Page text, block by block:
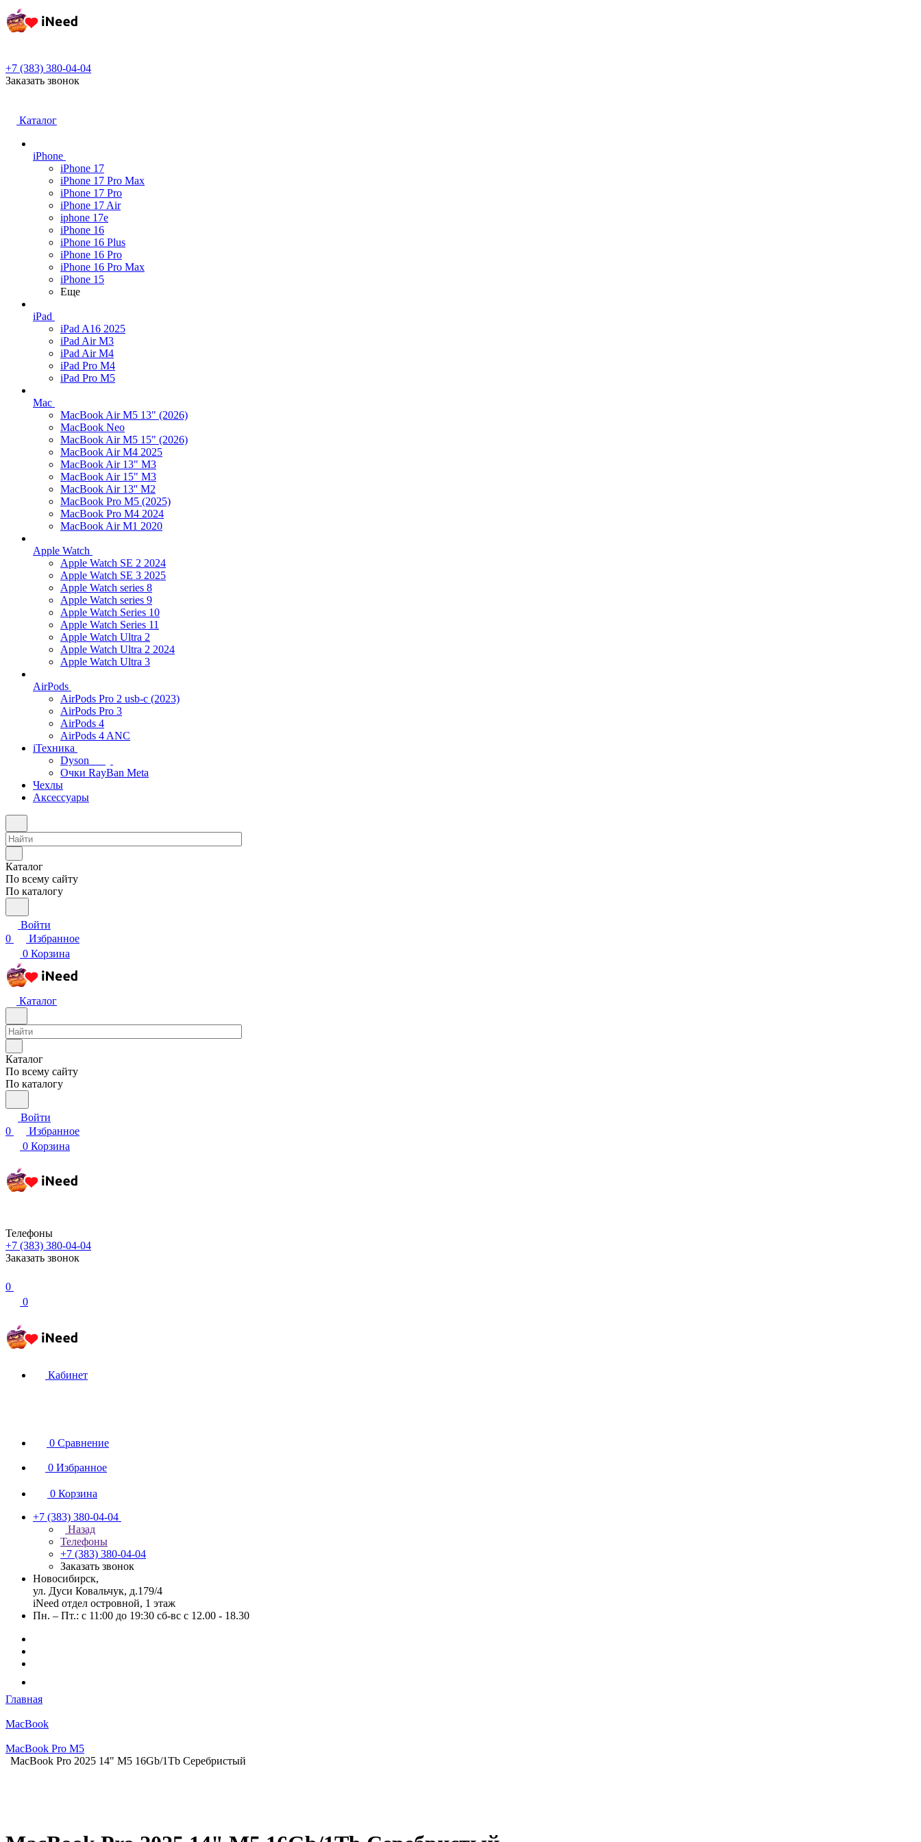
+7 (383) 380-04-04
Заказать звонок
Каталог
iPhone
iPhone 17
iPhone 17 Pro Max
iPhone 17 Pro
iPhone 17 Air
iphone 17e
iPhone 16
iPhone 16 Plus
iPhone 16 Pro
iPhone 16 Pro Max
iPhone 15
Еще
iPad
iPad A16 2025
iPad Air M3
iPad Air M4
iPad Pro M4
iPad Pro M5
Mac
MacBook Air M5 13" (2026)
MacBook Neo
MacBook Air M5 15" (2026)
MacBook Air M4 2025
MacBook Air 13" M3
MacBook Air 15" M3
MacBook Air 13'' M2
MacBook Pro M5 (2025)
MacBook Pro M4 2024
MacBook Air M1 2020
Apple Watch
Apple Watch SE 2 2024
Apple Watch SE 3 2025
Apple Watch series 8
Apple Watch series 9
Apple Watch Series 10
Apple Watch Series 11
Apple Watch Ultra 2
Apple Watch Ultra 2 2024
Apple Watch Ultra 3
AirPods
AirPods Pro 2 usb-c (2023)
AirPods Pro 3
AirPods 4
AirPods 4 ANC
iТехника
Dyson
Очки RayBan Meta
Чехлы
Аксессуары
Каталог
По всему сайту
По каталогу
Войти
0
Избранное
0 Корзина
Каталог
Каталог
По всему сайту
По каталогу
Войти
0
Избранное
0 Корзина
Телефоны
+7 (383) 380-04-04
Заказать звонок
0
0
Кабинет
0 Сравнение
0 Избранное
0 Корзина
+7 (383) 380-04-04
Назад
Телефоны
+7 (383) 380-04-04
Заказать звонок
Новосибирск,
ул. Дуси Ковальчук, д.179/4
iNeed отдел островной, 1 этаж
Пн. – Пт.: с 11:00 до 19:30 сб-вс с 12.00 - 18.30
Главная
MacBook
MacBook Pro M5
MacBook Pro 2025 14" M5 16Gb/1Tb Серебристый